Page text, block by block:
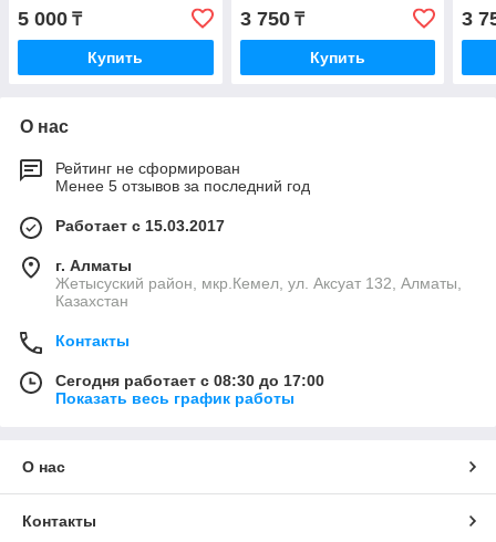
5 000 ₸
Купить
3 750₸
Купить
3
О нас
Рейтинг не сформирован
Менее 5 отзывов за последний год
Работает с 15.03.2017
г. Алматы
Жетысуский район, мкр.Кемел, ул. Аксуат 132, Алматы,
Казахстан
Контакты
Сегодня работает с 08:30 до 17:00
Показать весь график работы
О нас
Контакты